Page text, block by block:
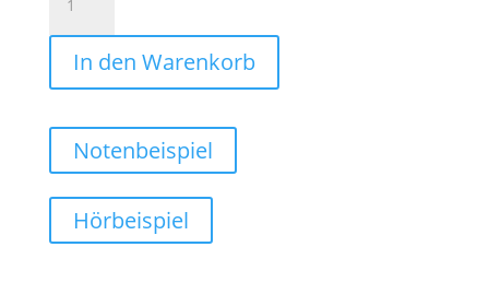
meine
Liebsten
(Polka)
Menge
In den Warenkorb
Notenbeispiel
Hörbeispiel